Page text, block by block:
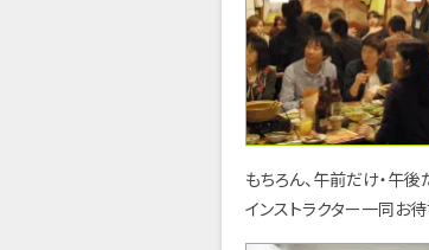
もちろん、午前だけ・午後
インストラクター一同お待